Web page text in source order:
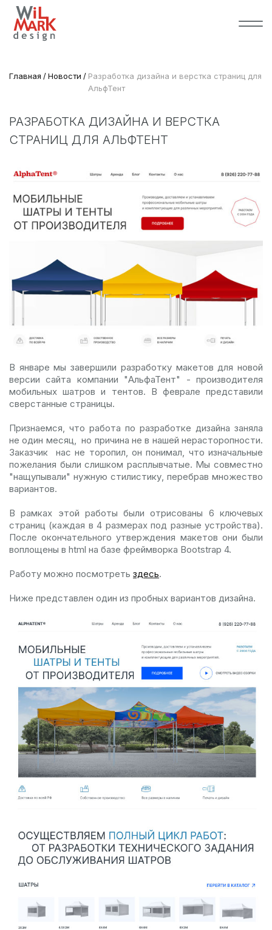
Главная Новости
Разработка дизайна и верстка страниц для
АльфТент
РАЗРАБОТКА ДИЗАЙНА И ВЕРСТКА
СТРАНИЦ ДЛЯ АЛЬФТЕНТ
В январе мы завершили разработку макетов для новой
версии сайта компании "АльфаТент" - производителя
мобильных шатров и тентов. В феврале представили
сверстанные страницы.
Признаемся, что работа по разработке дизайна заняла
не один месяц, но причина не в нашей нерасторопности.
Заказчик нас не торопил, он понимал, что изначальные
пожелания были слишком расплывчатые. Мы совместно
"нащупывали" нужную стилистику, перебрав множество
вариантов.
В рамках этой работы были отрисованы 6 ключевых
страниц (каждая в 4 размерах под разные устройства).
После окончательного утверждения макетов они были
воплощены в html на базе фреймворка Bootstrap 4.
Работу можно посмотреть здесь.
Ниже представлен один из пробных вариантов дизайна.